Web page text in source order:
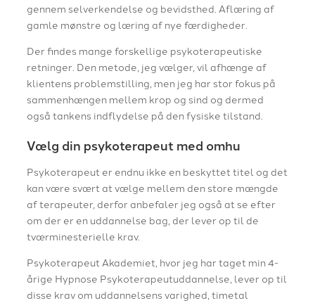
gennem selverkendelse og bevidsthed. Aflæring af
gamle mønstre og læring af nye færdigheder.
Der findes mange forskellige psykoterapeutiske
retninger. Den metode, jeg vælger, vil afhænge af
klientens problemstilling, men jeg har stor fokus på
sammenhængen mellem krop og sind og dermed
også tankens indflydelse på den fysiske tilstand.
Vælg din psykoterapeut med omhu
Psykoterapeut er endnu ikke en beskyttet titel og det
kan være svært at vælge mellem den store mængde
af terapeuter, derfor anbefaler jeg også at se efter
om der er en uddannelse bag, der lever op til de
tværminesterielle krav.
Psykoterapeut Akademiet, hvor jeg har taget min 4-
årige Hypnose Psykoterapeutuddannelse, lever op til
disse krav om uddannelsens varighed, timetal